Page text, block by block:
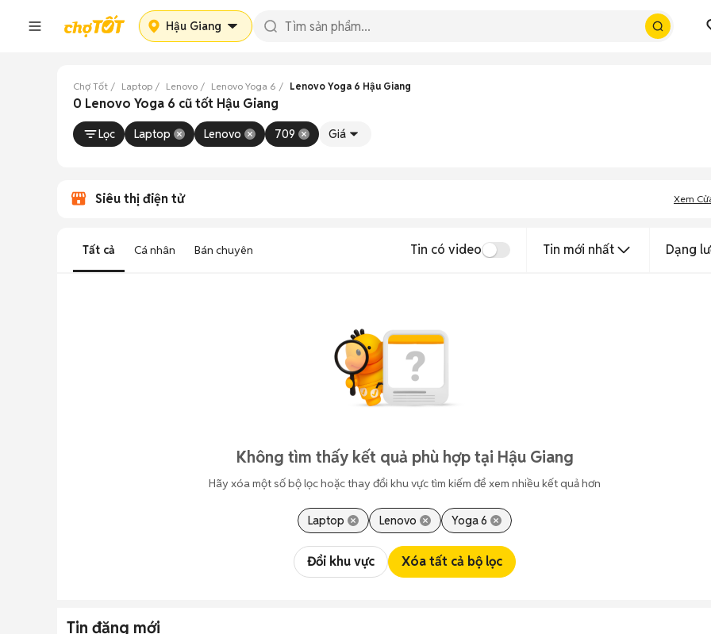
Hậu Giang
Chợ Tốt Laptop Lenovo Lenovo Yoga 6 Lenovo Yoga 6 Hậu Giang
0 Lenovo Yoga 6 cũ tốt Hậu Giang
Lọc Laptop Lenovo 709 Giá
Siêu thị điện tử Xem
Tất cả Cá nhân Bán chuyên Tin có video Tin mới nhất Dạng
Không tìm thấy kết quả phù hợp tại Hậu Giang
Hãy xóa một số bộ lọc hoặc thay đổi khu vực tìm kiếm để xem nhiều kết quả hơn
Laptop Lenovo Yoga 6
Đổi khu vực Xóa tất cả bộ lọc
Tin đăng mới